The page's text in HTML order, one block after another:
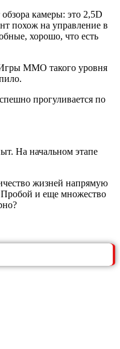
камеры: это 2,5D
похож на управление в
хорошо, что есть
MMO такого уровня
прогуливается по
На начальном этапе
жизней напрямую
Пробой и еще множество